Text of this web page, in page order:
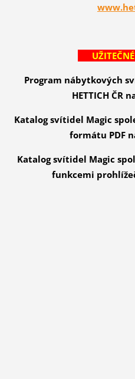
Program nábytkových
HETTICH ČR
Katalog svítidel Magic
formátu PDF
Katalog svítidel Magic
funkcemi